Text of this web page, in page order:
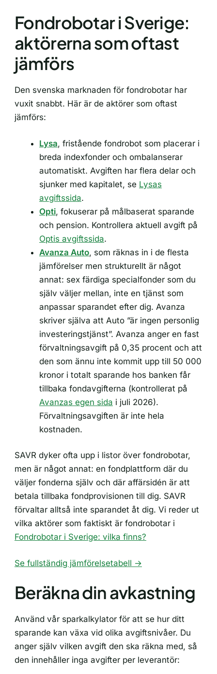
Fondrobotar i Sverige:
aktörerna som oftast
jämförs
Den svenska marknaden för fondrobotar har
vuxit snabbt. Här är de aktörer som oftast
jämförs:
Lysa, fristående fondrobot som placerar i
breda indexfonder och ombalanserar
automatiskt. Avgiften har flera delar och
sjunker med kapitalet, se Lysas
avgiftssida.
Opti, fokuserar på målbaserat sparande
och pension. Kontrollera aktuell avgift på
Optis avgiftssida.
Avanza Auto, som räknas in i de flesta
jämförelser men strukturellt är något
annat: sex färdiga specialfonder som du
själv väljer mellan, inte en tjänst som
anpassar sparandet efter dig. Avanza
skriver själva att Auto ”är ingen personlig
investeringstjänst”. Avanza anger en fast
förvaltningsavgift på 0,35 procent och att
den som ännu inte kommit upp till 50 000
kronor i totalt sparande hos banken får
tillbaka fondavgifterna (kontrollerat på
Avanzas egen sida i juli 2026).
Förvaltningsavgiften är inte hela
kostnaden.
SAVR dyker ofta upp i listor över fondrobotar,
men är något annat: en fondplattform där du
väljer fonderna själv och där affärsidén är att
betala tillbaka fondprovisionen till dig. SAVR
förvaltar alltså inte sparandet åt dig. Vi reder ut
vilka aktörer som faktiskt är fondrobotar i
Fondrobotar i Sverige: vilka finns?
Se fullständig jämförelsetabell →
Beräkna din avkastning
Använd vår sparkalkylator för att se hur ditt
sparande kan växa vid olika avgiftsnivåer. Du
anger själv vilken avgift den ska räkna med, så
den innehåller inga avgifter per leverantör: